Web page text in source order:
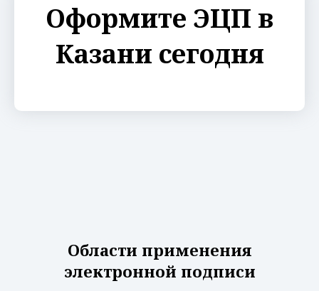
Оформите ЭЦП в
Казани сегодня
Области применения
электронной подписи